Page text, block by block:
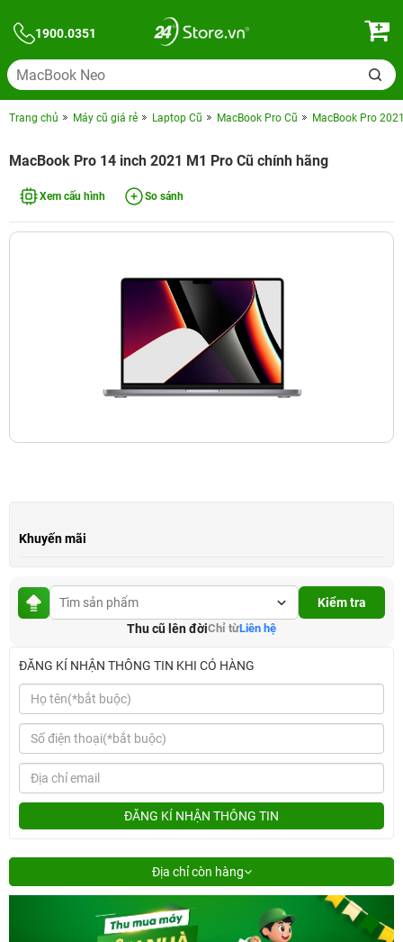
1900.0351
Trang chủ Máy cũ giá rẻ Laptop Cũ MacBook Pro Cũ MacBook Pro
MacBook Pro 14 inch 2021 M1 Pro Cũ chính hãng
Xem cấu hình So sánh
Khuyến mãi
Kiểm tra
Thu cũ lên đờiChỉ từLiên hệ
ĐĂNG KÍ NHẬN THÔNG TIN KHI CÓ HÀNG
ĐĂNG KÍ NHẬN THÔNG TIN
Địa chỉ còn hàng